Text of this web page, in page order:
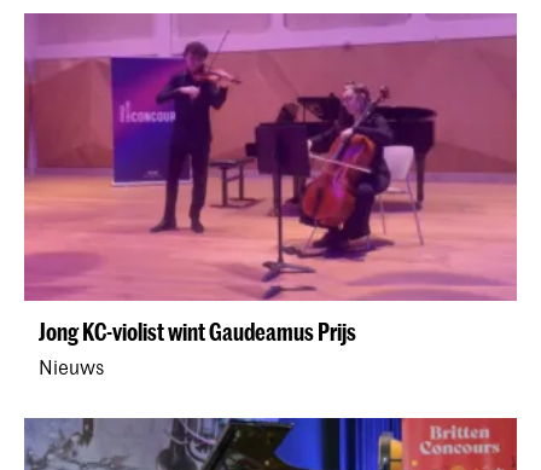
Jong KC-violist wint Gaudeamus Prijs
Nieuws